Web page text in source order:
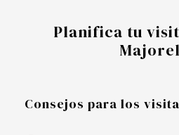
Planifica tu
Consejos para los